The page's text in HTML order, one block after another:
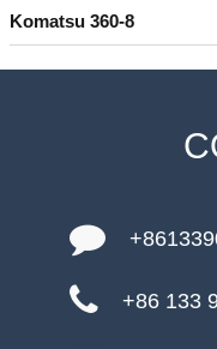
Komatsu 360-8
+86 133